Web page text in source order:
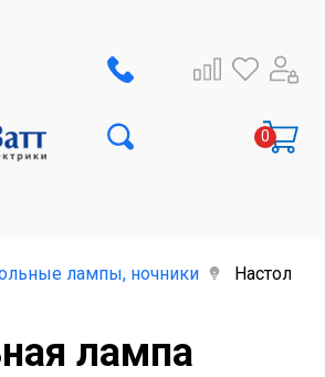
лампы, ночники
лампа